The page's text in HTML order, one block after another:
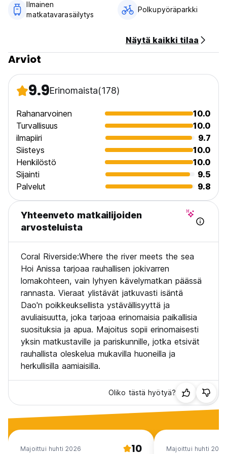
Ilmainen
matkatavarasäilytys
Polkupyöräparkki
Näytä kaikki tilaa
Arviot
9.9Erinomaista(178)
Rahanarvoinen
10.0
Turvallisuus
10.0
ilmapiiri
9.7
Siisteys
10.0
Henkilöstö
10.0
Sijainti
9.5
Palvelut
9.8
Yhteenveto matkailijoiden
arvosteluista
Coral Riverside:Where the river meets the sea
Hoi Anissa tarjoaa rauhallisen jokivarren
lomakohteen, vain lyhyen kävelymatkan päässä
rannasta. Vieraat ylistävät jatkuvasti isäntä
Dao'n poikkeuksellista ystävällisyyttä ja
avuliaisuutta, joka tarjoaa erinomaisia paikallisia
suosituksia ja apua. Majoitus sopii erinomaisesti
yksin matkustaville ja pariskunnille, jotka etsivät
rauhallista oleskelua mukavilla huoneilla ja
herkullisilla aamiaisilla.
Oliko tästä hyötyä?
Majoittui huhti 2026 10 Majoittui huhti 2026